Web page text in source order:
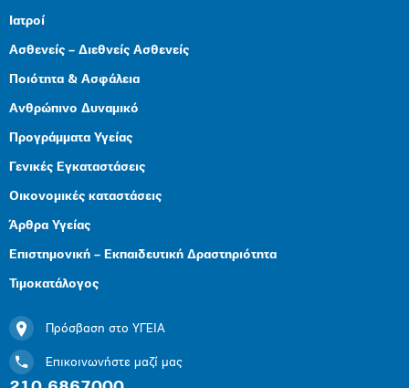
Ιατροί
Ασθενείς – Διεθνείς Ασθενείς
Ποιότητα & Ασφάλεια
Ανθρώπινο Δυναμικό
Προγράμματα Υγείας
Γενικές Εγκαταστάσεις
Οικονομικές καταστάσεις
Άρθρα Υγείας
Επιστημονική – Εκπαιδευτική Δραστηριότητα
Τιμοκατάλογος
Πρόσβαση στο ΥΓΕΙΑ
Επικοινωνήστε μαζί μας